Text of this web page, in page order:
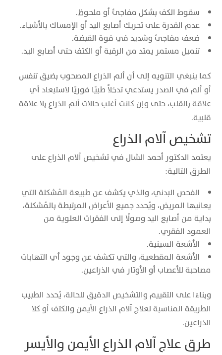
سقوط الكف بشكل مفاجئ أو ملحوظ.
عدم القدرة على تحريك أصابع اليد أو الإمساك بالأشياء.
ضعف مفاجئ وشديد في قوة القبضة.
تنميل مستمر يمتد من الرقبة أو الكتف حتى أصابع اليد.
كما ينبغي التنويه إلى أن ألم الذراع المصحوب بضيق تنفس
أو ألم في الصدر يستدعي تدخلاً طبيًا فوريًا لاستبعاد أي
علاقة بالقلب، حتى وإن كانت أغلب حالات ألم الذراع بلا علاقة
قلبية.
تشخيص آلام الذراع
يعتمد الدكتور أحمد الشال في تشخيص آلام الذراع على
الطرق التالية:
الفحص البدني، والذي يكشف عن طبيعة المُشكلة التي
يعانيها المريض، ويُحدد جميع الأعراض المرتبطة بالمُشكلة،
بداية من أصابع اليد وصولًا إلى الفقرات العلوية من
العمود الفقري.
الأشعة السينية.
الأشعة المقطعية، والتي تكشف عن وجود أي التهابات
مصاحبة للأعصاب أو الأوتار في الذراعين.
وبناءًا على التقييم والتشخيص الدقيق للحالة، يُحدد الطبيب
الطريقة المناسبة لعلاج آلام الذراع الأيمن والكتف أو كلا
الذراعين.
طرق علاج آلام الذراع الأيمن والأيسر